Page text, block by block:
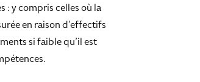
: y compris celles où la
en raison d’effectifs
si faible qu’il est